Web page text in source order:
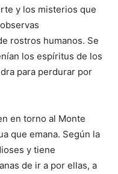
y los misterios que
rostros humanos. Se
los espíritus de los
para perdurar por
en torno al Monte
que emana. Según la
y tiene
de ir a por ellas, a